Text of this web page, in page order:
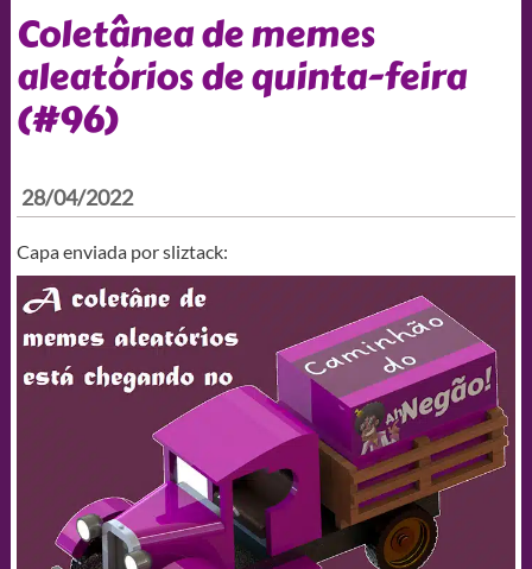
Coletânea de memes
aleatórios de quinta-feira
(#96)
28/04/2022
Capa enviada por sliztack: